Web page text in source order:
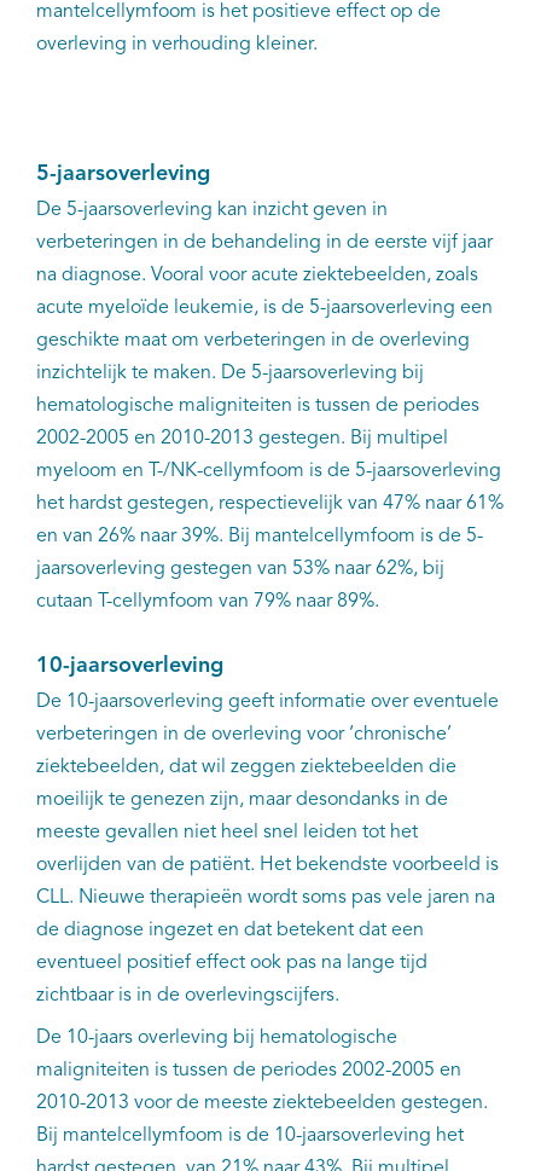
mantelcellymfoom is het positieve effect op de
overleving in verhouding kleiner.
5-jaarsoverleving
De 5-jaarsoverleving kan inzicht geven in
verbeteringen in de behandeling in de eerste vijf jaar
na diagnose. Vooral voor acute ziektebeelden, zoals
acute myeloïde leukemie, is de 5-jaarsoverleving een
geschikte maat om verbeteringen in de overleving
inzichtelijk te maken. De 5-jaarsoverleving bij
hematologische maligniteiten is tussen de periodes
2002-2005 en 2010-2013 gestegen. Bij multipel
myeloom en T-/NK-cellymfoom is de 5-jaarsoverleving
het hardst gestegen, respectievelijk van 47% naar 61%
en van 26% naar 39%. Bij mantelcellymfoom is de 5-
jaarsoverleving gestegen van 53% naar 62%, bij
cutaan T-cellymfoom van 79% naar 89%.
10-jaarsoverleving
De 10-jaarsoverleving geeft informatie over eventuele
verbeteringen in de overleving voor ‘chronische’
ziektebeelden, dat wil zeggen ziektebeelden die
moeilijk te genezen zijn, maar desondanks in de
meeste gevallen niet heel snel leiden tot het
overlijden van de patiënt. Het bekendste voorbeeld is
CLL. Nieuwe therapieën wordt soms pas vele jaren na
de diagnose ingezet en dat betekent dat een
eventueel positief effect ook pas na lange tijd
zichtbaar is in de overlevingscijfers.
De 10-jaars overleving bij hematologische
maligniteiten is tussen de periodes 2002-2005 en
2010-2013 voor de meeste ziektebeelden gestegen.
Bij mantelcellymfoom is de 10-jaarsoverleving het